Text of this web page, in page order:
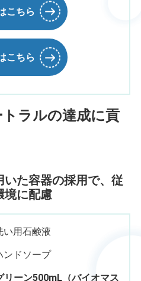
こちら
こちら
ラルの達成に貢
た容器の採用で、従
境に配慮
い用石鹸液
ンドソープ
リーン500mL （バイオマス